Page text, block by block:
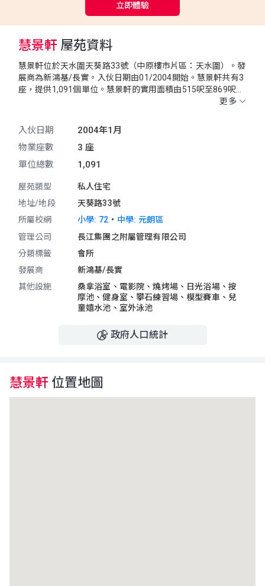
立即體驗
慧景軒 屋苑資料
慧景軒位於天水圍天葵路33號（中原樓市片區：天水圍）。發
展商為新鴻基/長實。入伙日期由01/2004開始。慧景軒共有3
座，提供1,091個單位。慧景軒的實用面積由515呎至869呎。
更多
2004年1月
入伙日期
3 座
物業座數
1,091
單位總數
屋苑類型
私人住宅
地址/地段
天葵路33號
所屬校網
小學: 72・ 中學: 元朗區
管理公司
長江集團之附屬管理有限公司
分類標籤
會所
發展商
新鴻基/長實
其他設施
桑拿浴室、 電影院、燒烤場、 日光浴場、 按
摩池、健身室、攀石練習場、 模型賽車、 兒
童嬉水池、 室外泳池
政府人口統計
慧景軒 位置地圖